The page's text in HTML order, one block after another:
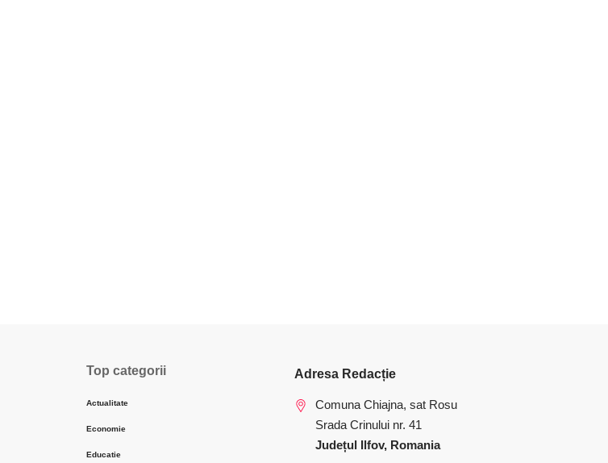
Top categorii
Actualitate
Economie
Educatie
Adresa Redacție
Comuna Chiajna, sat Rosu
Srada Crinului nr. 41
Județul Ilfov, Romania